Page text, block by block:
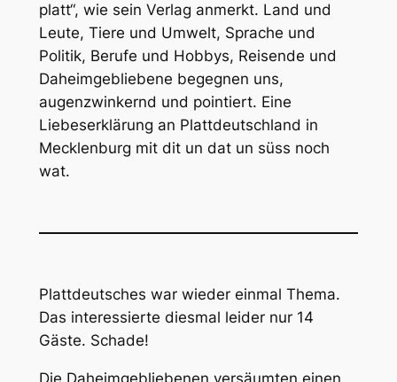
platt“, wie sein Verlag anmerkt. Land und
Leute, Tiere und Umwelt, Sprache und
Politik, Berufe und Hobbys, Reisende und
Daheimgebliebene begegnen uns,
augenzwinkernd und pointiert. Eine
Liebeserklärung an Plattdeutschland in
Mecklenburg mit dit un dat un süss noch
wat.
Plattdeutsches war wieder einmal Thema.
Das interessierte diesmal leider nur 14
Gäste. Schade!
Die Daheimgebliebenen versäumten einen